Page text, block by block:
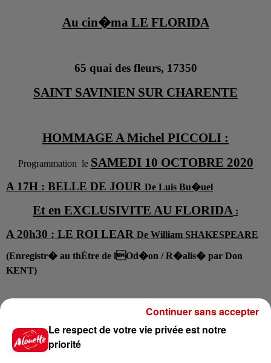
Au cin�ma LE FLORIDA
65 quai des fleurs, 17350
SAINT SAVINIEN SUR CHARENTE
HOMMAGE A Michel PICCOLI :
Programmation le SAMEDI 10 OCTOBRE 2020
A 17H : BELLE DE JOUR De Luis Bu�uel
Et en EXCLUSIVITE AU FLORIDA :
A 20h30 : LE ROI LEAR De William SHAKESPEARE
(Enregistr� au thÈtre de lOd�on / R�alis� par Don
KENT)
Voir plus
Le respect de votre vie privée est notre
priorité
Continuer sans accepter